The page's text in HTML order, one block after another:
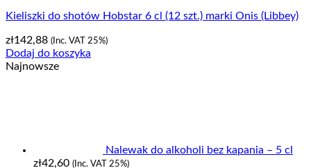
Kieliszki do shotów Hobstar 6 cl (12 szt.) marki Onis (Libbey)
zł142,88 (Inc. VAT 25%)
Dodaj do koszyka
Najnowsze
Nalewak do alkoholi bez kapania – 5 cl
zł42,60 (Inc. VAT 25%)